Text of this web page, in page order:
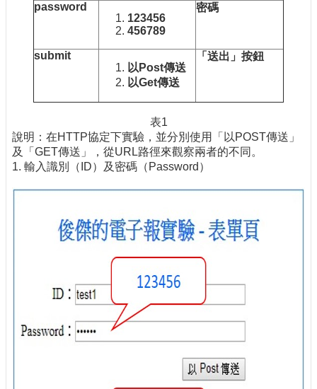
password
123456
456789
密碼
submit
以Post傳送
以Get傳送
「送出」按鈕
表1
說明：在HTTP協定下實驗，並分別使用「以POST傳送」
及「GET傳送」，從URL路徑來觀察兩者的不同。
1. 輸入識別（ID）及密碼（Password）